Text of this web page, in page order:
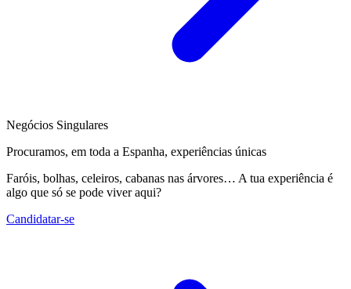
Negócios Singulares
Procuramos, em toda a Espanha, experiências únicas
Faróis, bolhas, celeiros, cabanas nas árvores… A tua experiência é
algo que só se pode viver aqui?
Candidatar-se